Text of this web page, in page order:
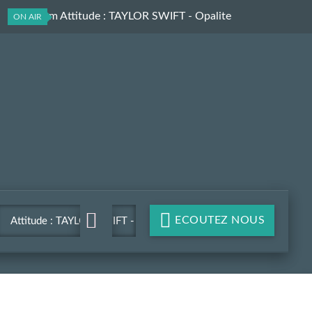
ON AIR
Les Aprem Attitude : TAYLOR SWIFT - Opalite
Attitude : TAYLOR SWIFT -
Opalite
ECOUTEZ NOUS